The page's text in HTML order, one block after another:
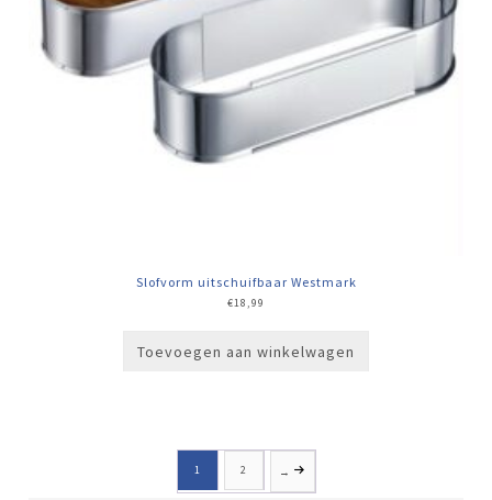
Slofvorm uitschuifbaar Westmark
€18,99
Toevoegen aan winkelwagen
1 2 →